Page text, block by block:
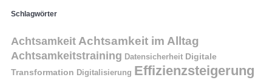
Schlagwörter
Achtsamkeit Achtsamkeit im Alltag
Achtsamkeitstraining Datensicherheit Digitale
Transformation Digitalisierung Effizienzsteigerung